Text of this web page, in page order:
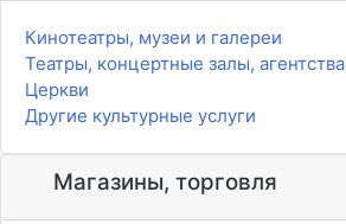
Кинотеатры, музеи и галереи
Театры, концертные залы, агентства
Церкви
Другие культурные услуги
Магазины, торговля